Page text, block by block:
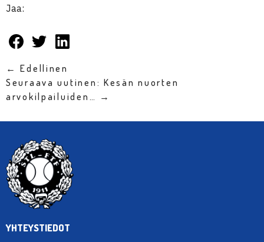
Jaa:
← Edellinen
Seuraava uutinen: Kesän nuorten
arvokilpailuiden… →
YHTEYSTIEDOT